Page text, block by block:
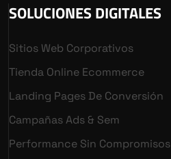
SOLUCIONES DIGITALES
Sitios Web Corporativos
Tienda Online Ecommerce
Landing Pages De Conversión
Campañas Ads & Sem
Performance Sin Compromisos